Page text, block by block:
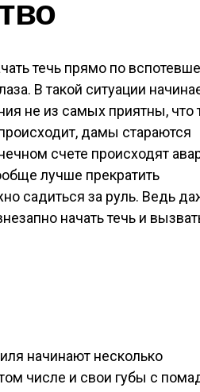
течь прямо по
В такой ситуации
не из самых приятны, что
дамы стараются
счете происходят
лучше прекратить
садиться за руль. Ведь
начать течь и
начинают несколько
том числе и свои губы с